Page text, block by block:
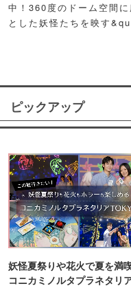
中！360度のドーム空間
とした妖怪たちを映す
ピックアップ
妖怪夏祭りや花火で夏を満
コニカミノルタプラネタリ